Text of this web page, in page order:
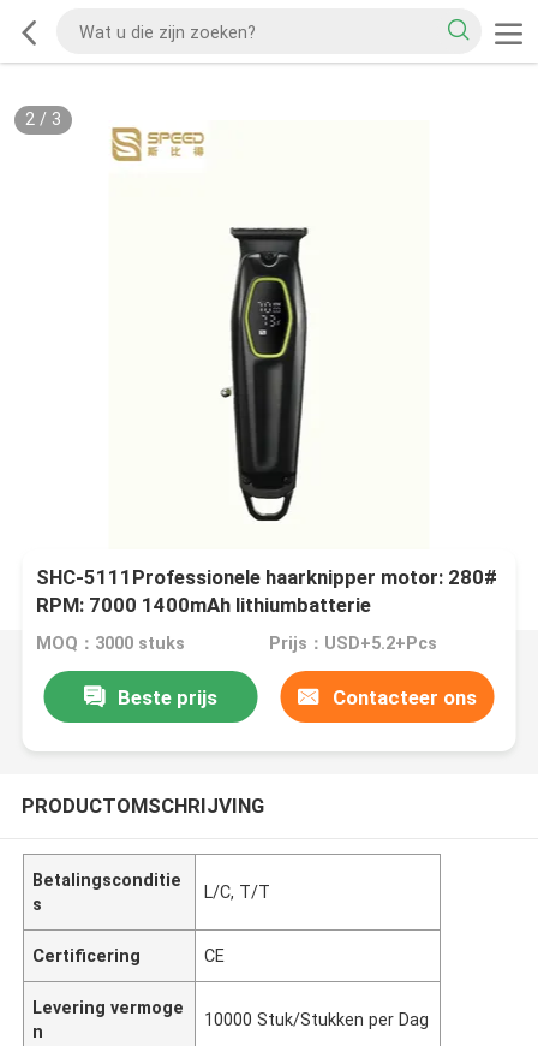
2/ 3
SHC-5111Professionele haarknipper motor: 280#
RPM: 7000 1400mAh lithiumbatterie
MOQ：3000 stuks Prijs：USD+5.2+Pcs
Beste prijs Contacteer ons
PRODUCTOMSCHRIJVING
Betalingsconditie
s
L/C, T/T
Certificering CE
Levering vermoge
n
10000 Stuk/Stukken per Dag